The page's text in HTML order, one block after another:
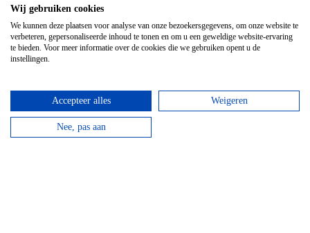
Wij gebruiken cookies
We kunnen deze plaatsen voor analyse van onze bezoekersgegevens, om onze website te
verbeteren, gepersonaliseerde inhoud te tonen en om u een geweldige website-ervaring
te bieden. Voor meer informatie over de cookies die we gebruiken opent u de
instellingen.
Accepteer alles Weigeren
Nee, pas aan